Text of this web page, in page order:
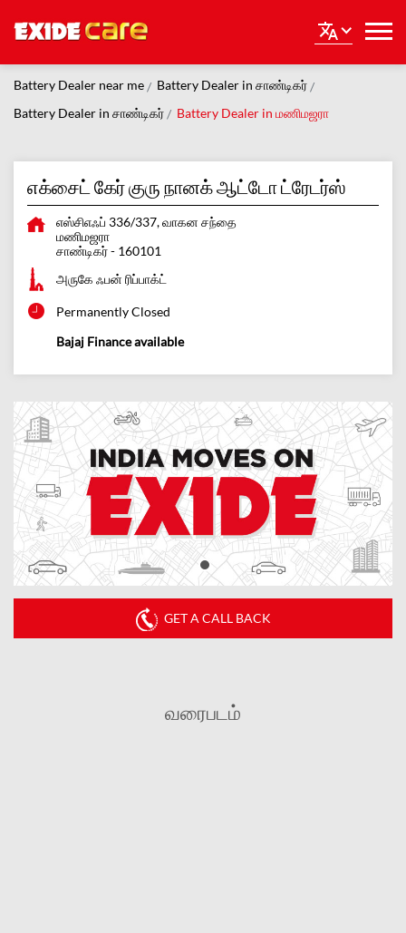
Battery Dealer near me
Battery Dealer in சாண்டிகர்
Battery Dealer in சாண்டிகர்
Battery Dealer in மணிமஜரா
எக்சைட் கேர் குரு நானக் ஆட்டோ ட்ரேடர்ஸ்
எஸ்சிஎஃப் 336/337, வாகன சந்தை
மணிமஜரா
சாண்டிகர்- 160101
அருகே ஃபன் ரிப்பாக்ட்
Permanently Closed
Bajaj Finance available
GET A CALL BACK
வரைபடம்